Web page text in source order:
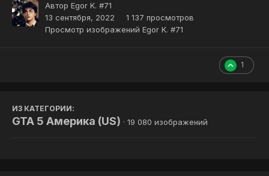
Автор Egor K. #71
13 сентября, 2022
1 137 просмотров
Просмотр изображений Egor K. #71
1
ИЗ КАТЕГОРИИ:
GTA 5 Америка (US) · 19 080 изображений